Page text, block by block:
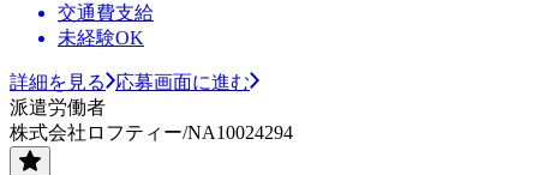
交通費支給
未経験OK
詳細を見る
応募画面に進む
派遣労働者
株式会社ロフティー/NA10024294